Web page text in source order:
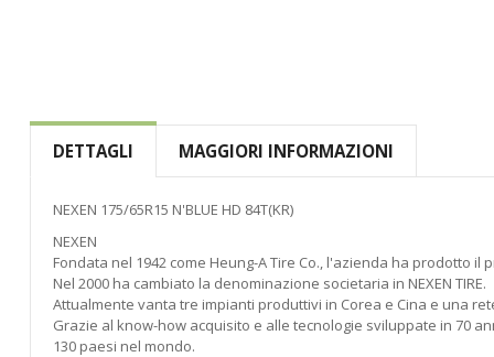
DETTAGLI MAGGIORI INFORMAZIONI
NEXEN 175/65R15 N'BLUE HD 84T(KR)
NEXEN
Fondata nel 1942 come Heung-A Tire Co., l'azienda ha prodotto il
Nel 2000 ha cambiato la denominazione societaria in NEXEN TIRE.
Attualmente vanta tre impianti produttivi in Corea e Cina e una
Grazie al know-how acquisito e alle tecnologie sviluppate in 70
130 paesi nel mondo.